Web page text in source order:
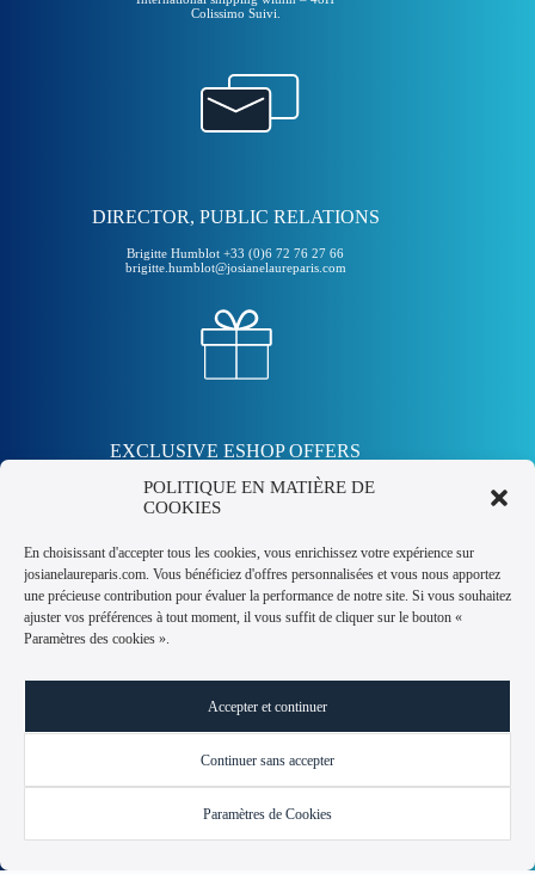
POLITIQUE EN MATIÈRE DE
COOKIES
En choisissant d'accepter tous les cookies, vous enrichissez votre expérience sur
josianelaureparis.com. Vous bénéficiez d'offres personnalisées et vous nous apportez
une précieuse contribution pour évaluer la performance de notre site. Si vous souhaitez
ajuster vos préférences à tout moment, il vous suffit de cliquer sur le bouton «
Paramètres des cookies ».
Accepter et continuer
Continuer sans accepter
Paramètres de Cookies
Colissimo Suivi.
DIRECTOR, PUBLIC RELATIONS
Brigitte Humblot +33 (0)6 72 76 27 66
brigitte.humblot@josianelaureparis.com
EXCLUSIVE ESHOP OFFERS
Subscribe to our free newsletter and receive a 10% off coupon!
Pour recevoir votre coupon
OBTENIR -10% DE RÉDUCTION
General Terms and Conditions of Use and Sale